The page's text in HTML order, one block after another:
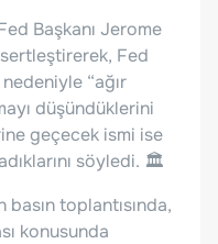
Başkanı Jerome
Fed
“ağır
düşündüklerini
geçecek ismi ise
söyledi. 🏛️
toplantısında,
konusunda